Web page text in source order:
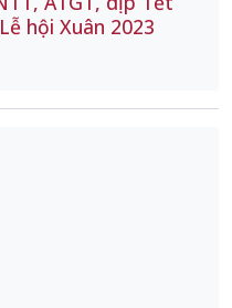
hội Xuân 2023